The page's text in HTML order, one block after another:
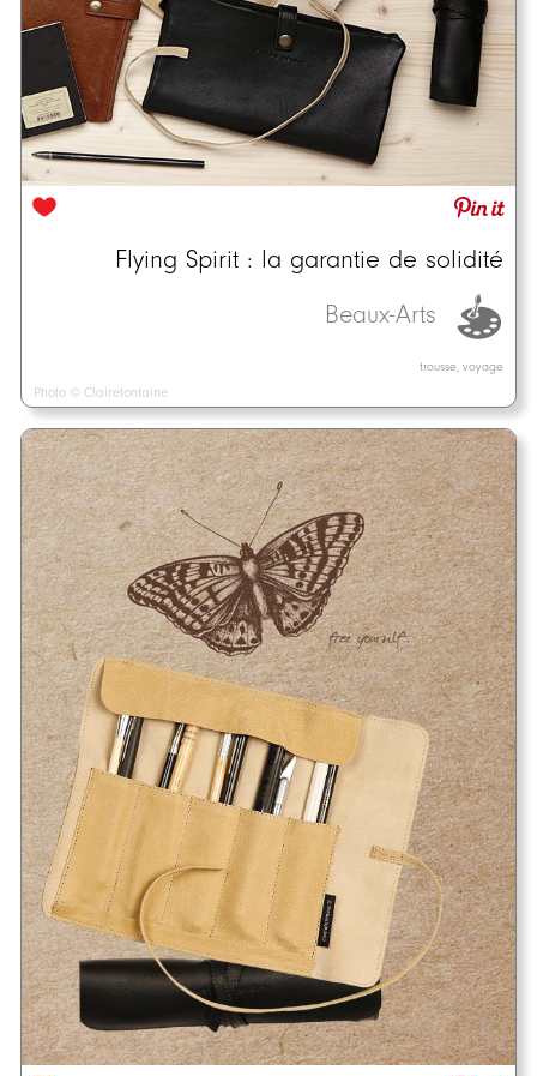
Flying Spirit : la garantie de solidité
Beaux-Arts
trousse, voyage
Photo © Clairefontaine